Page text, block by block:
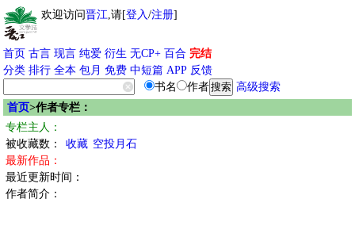
欢迎访问晋江,请[登入/注册]
首页 古言 现言 纯爱 衍生 无CP+ 百合 完结
分类 排行 全本 包月 免费 中短篇 APP 反馈
书名
作者
高级搜索
首页>作者专栏：
专栏主人：
被收藏数：
收藏 空投月石
最新作品：
最近更新时间：
作者简介：